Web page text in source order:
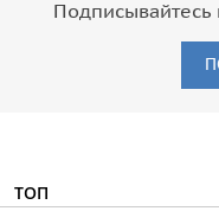
Подписывайтесь
ТОП